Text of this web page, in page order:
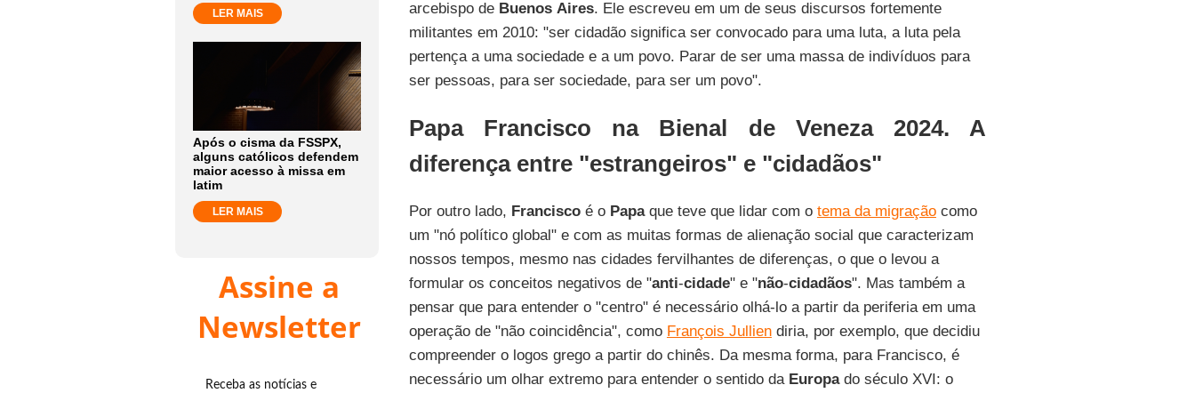
LER MAIS
Após o cisma da FSSPX,
alguns católicos defendem
maior acesso à missa em
latim
LER MAIS
Assine a
Newsletter
Receba as notícias e
arcebispo de Buenos Aires. Ele escreveu em um de seus discursos fortemente
militantes em 2010: "ser cidadão significa ser convocado para uma luta, a luta pela
pertença a uma sociedade e a um povo. Parar de ser uma massa de indivíduos para
ser pessoas, para ser sociedade, para ser um povo".
Papa Francisco na Bienal de Veneza 2024. A
diferença entre "estrangeiros" e "cidadãos"
Por outro lado, Franciscoé o Papaque teve que lidar com o tema da migraçãocomo
um "nó político global" e com as muitas formas de alienação social que caracterizam
nossos tempos, mesmo nas cidades fervilhantes de diferenças, o que o levou a
formular os conceitos negativos de "anti-cidade" e "não-cidadãos". Mas também a
pensar que para entender o "centro" é necessário olhá-lo a partir da periferia em uma
operação de "não coincidência", como François Julliendiria, por exemplo, que decidiu
compreender o logos grego a partir do chinês. Da mesma forma, para Francisco, é
necessário um olhar extremo para entender o sentido da Europado século XVI: o